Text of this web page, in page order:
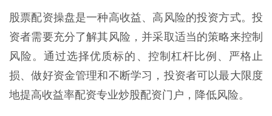
股票配资操盘是一种高收益、高风险的投资方式。投
资者需要充分了解其风险，并采取适当的策略来控制
风险。通过选择优质标的、控制杠杆比例、严格止
损、做好资金管理和不断学习，投资者可以最大限度
地提高收益率配资专业炒股配资门户，降低风险。